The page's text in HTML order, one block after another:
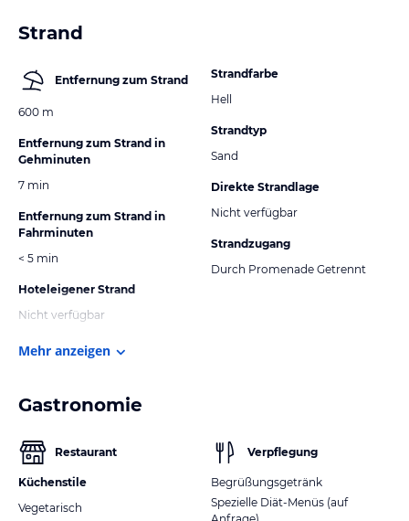
Strand
Entfernung zum Strand
600 m
Entfernung zum Strand in
Gehminuten
7 min
Entfernung zum Strand in
Fahrminuten
< 5 min
Hoteleigener Strand
Nicht verfügbar
Strandfarbe
Hell
Strandtyp
Sand
Direkte Strandlage
Nicht verfügbar
Strandzugang
Durch Promenade Getrennt
Mehr anzeigen
Gastronomie
Restaurant
Küchenstile
Vegetarisch
Verpflegung
Begrüßungsgetränk
Spezielle Diät-Menüs (auf